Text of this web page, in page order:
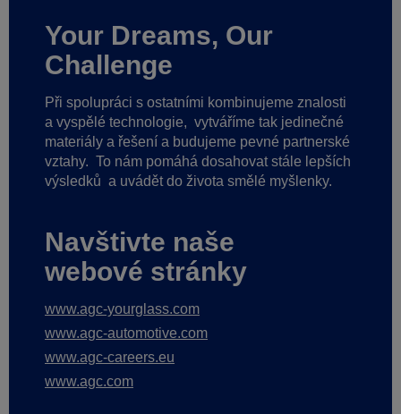
Your Dreams, Our
Challenge
Při spolupráci s ostatními kombinujeme znalosti
a vyspělé technologie, vytváříme tak jedinečné
materiály a řešení a budujeme pevné partnerské
vztahy. To nám pomáhá dosahovat stále lepších
výsledků a uvádět do života smělé myšlenky.
Navštivte naše
webové stránky
www.agc-yourglass.com
www.agc-automotive.com
www.agc-careers.eu
www.agc.com